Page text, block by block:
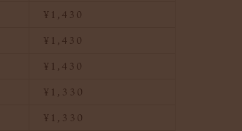
¥1,430
¥1,430
¥1,430
¥1,330
¥1,330